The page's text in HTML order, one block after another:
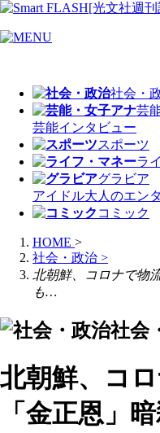
社会・
芸
芸能インタビュー
スポーツ
ラ
グラビア
アイドル大人のエン
コミック
HOME >
社会・政治 >
北朝鮮、コロナで物
も…
社会
北朝鮮、コ
「金正恩」